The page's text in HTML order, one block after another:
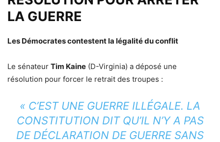
LA GUERRE
Les Démocrates contestent la légalité du conflit
Le sénateur Tim Kaine (D-Virginia) a déposé une
résolution pour forcer le retrait des troupes :
« C’EST UNE GUERRE ILLÉGALE. LA
CONSTITUTION DIT QU’IL N’Y A PAS
DE DÉCLARATION DE GUERRE SANS